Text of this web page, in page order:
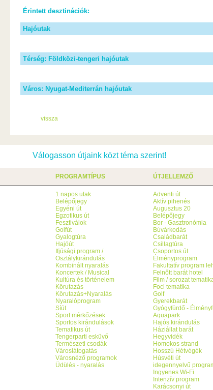
Érintett desztinációk:
Hajóutak
Térség: Földközi-tengeri hajóutak
Város: Nyugat-Mediterrán hajóutak
vissza
Válogasson útjaink közt téma szerint!
PROGRAMTÍPUS
1 napos utak
Belépőjegy
Egyéni út
Egzotikus út
Fesztiválok
Golfút
Gyalogtúra
Hajóút
Ifjúsági program /
Osztálykirándulás
Kombinált nyaralás
Koncertek / Musical
Kultúra és történelem
Körutazás
Körutazás+Nyaralás
Nyaralóprogram
Síút
Sport mérkőzések
Sportos kirándulások
Tematikus út
Tengerparti esküvő
Természeti csodák
Városlátogatás
Városnéző programok
Üdülés - nyaralás
ÚTJELLEMZŐ
Adventi út
Aktív pihenés
Augusztus 20
Belépőjegy
Bor - Gasztronómia
Búvárkodás
Családbarát
Csillagtúra
Csoportos út
Élményprogram
Fakultatív program
Felnőtt barát hotel
Film / sorozat
Foci tematika
Golf
Gyerekbarát
Gyógyfürdő -
Aquapark
Hajós kirándulás
Háziállat barát
Hegyvidék
Homokos strand
Hosszú Hétvégék
Húsvéti út
idegennyelvű
Ingyenes Wi-Fi
Intenzív program
Karácsonyi út